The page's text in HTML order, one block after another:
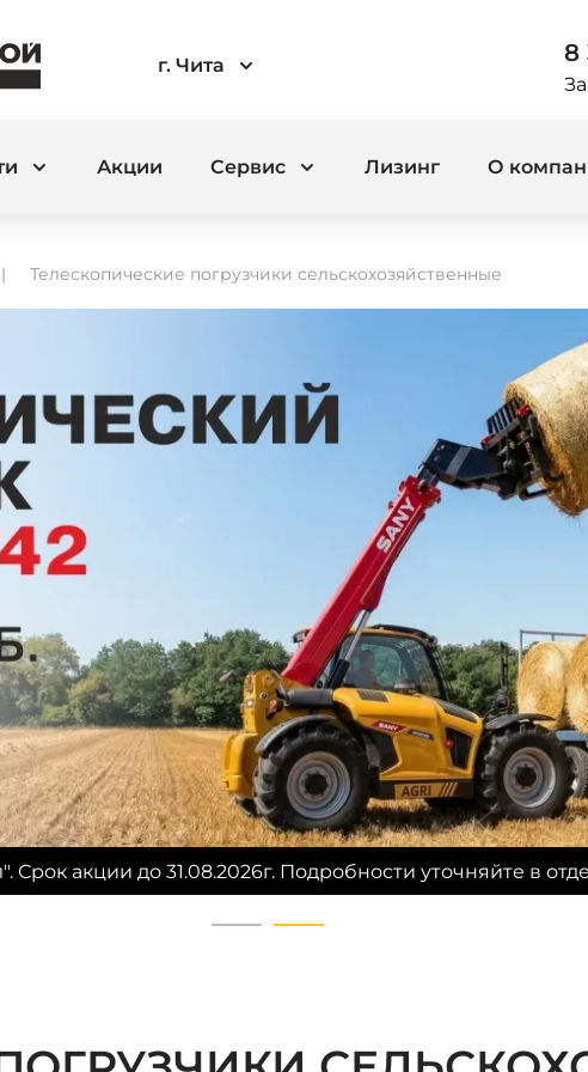
г. Чита 8
Акции Сервис Лизинг О
Телескопические погрузчики сельскохозяйственные
акции до 31.08.2026г. Подробности уточняйте в